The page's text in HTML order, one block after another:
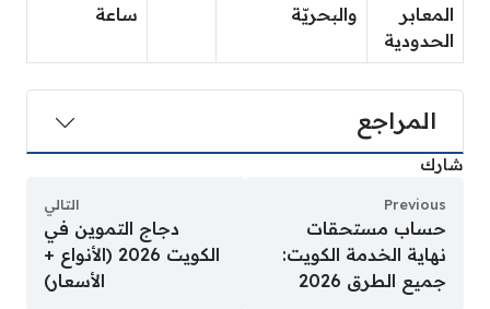
المعابر
الحدودية
والبحريّة
ساعة
المراجع
شارك
Previous
حساب مستحقات
نهاية الخدمة الكويت:
جميع الطرق 2026
التالي
دجاج التموين في
الكويت 2026 (الأنواع +
الأسعار)